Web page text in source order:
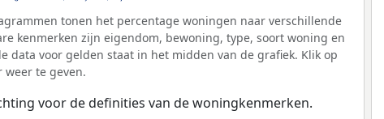
tonen het percentage woningen naar verschillende
kenmerken zijn eigendom, bewoning, type, soort woning en
data voor gelden staat in het midden van de grafiek. Klik op
te geven.
voor de definities van de woningkenmerken.